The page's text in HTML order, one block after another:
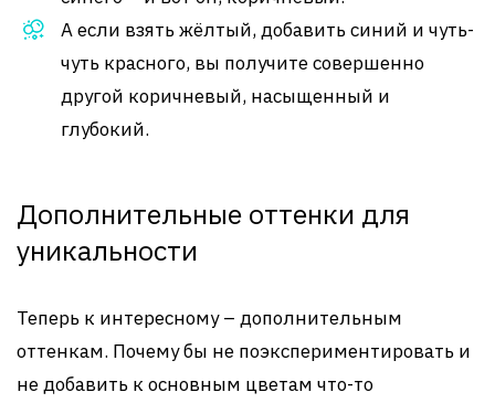
А если взять жёлтый, добавить синий и чуть-
чуть красного, вы получите совершенно
другой коричневый, насыщенный и
глубокий.
Дополнительные оттенки для
уникальности
Теперь к интересному – дополнительным
оттенкам. Почему бы не поэкспериментировать и
не добавить к основным цветам что-то